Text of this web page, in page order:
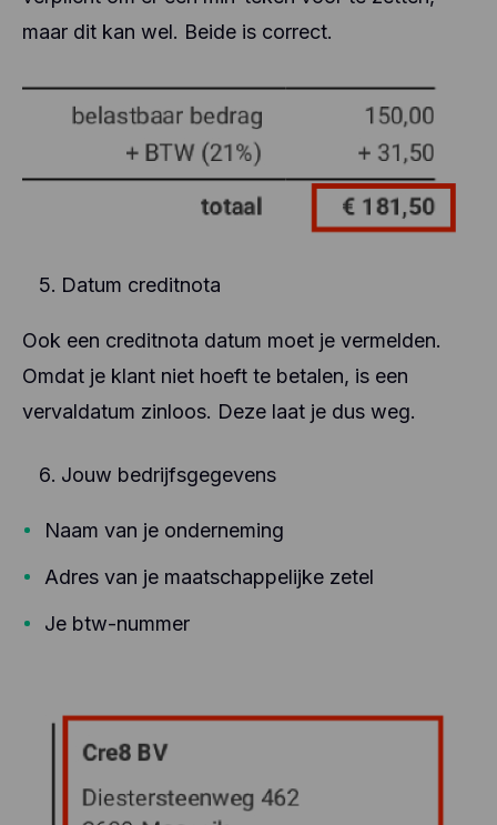
maar dit kan wel. Beide is correct.
Datum creditnota
Ook een creditnota datum moet je vermelden.
Omdat je klant niet hoeft te betalen, is een
vervaldatum zinloos. Deze laat je dus weg.
Jouw bedrijfsgegevens
Naam van je onderneming
Adres van je maatschappelijke zetel
Je btw-nummer